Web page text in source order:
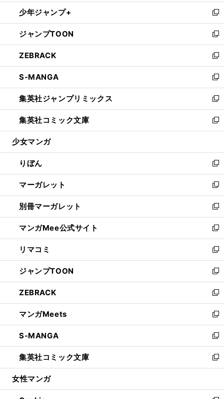
く
ウ
で
開
く
ン
ド
ウ
で
開
く
ウ
ィ
ン
ド
ウ
で
開
く
し
い
ウ
ィ
ン
ド
ウ
で
開
く
少年ジャンプ+
新
し
い
ウ
ィ
ン
ド
ウ
で
開
く
ジャンプTOON
新
し
い
ウ
ィ
ン
ド
ウ
で
開
ZEBRACK
新
し
い
ウ
ィ
ン
ド
ウ
開
く
S-MANGA
新
し
い
ウ
ィ
ン
ウ
で
開
く
集英社ジャンプリミックス
新
し
い
ウ
ン
ド
ウ
で
開
く
集英社コミック文庫
新
し
ウ
ィ
ン
ド
ウ
で
開
く
少女マンガ
りぼん
新
し
い
ウ
ィ
ン
ド
ウ
で
開
く
マーガレット
新
し
い
ウ
ィ
ン
ド
ウ
で
開
く
別冊マーガレット
新
し
い
ウ
ィ
ン
ド
ウ
で
開
く
マンガMee公式サイト
新
し
い
ウ
ィ
ン
ド
ウ
で
開
く
リマコミ
新
し
い
ウ
ィ
ン
ド
ウ
で
開
く
ジャンプTOON
新
し
い
ウ
ィ
ン
ド
ウ
で
開
ZEBRACK
新
し
い
ウ
ィ
ン
ド
ウ
開
マンガMeets
新
し
い
ウ
ィ
ン
ウ
S-MANGA
新
し
い
ウ
ン
集英社コミック文庫
新
し
ウ
女性マンガ